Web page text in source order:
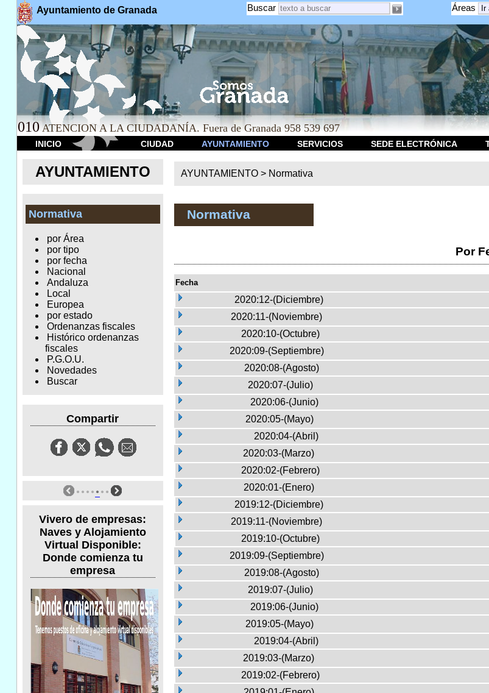
Ayuntamiento de Granada Áreas
Buscar
010 ATENCION A LA CIUDADANÍA. Fuera de Granada 958 539 697
INICIO CIUDAD AYUNTAMIENTO SERVICIOS SEDE ELECTRÓNICA
AYUNTAMIENTO
Normativa
por Área
por tipo
por fecha
Nacional
Andaluza
Local
Europea
por estado
Ordenanzas fiscales
Histórico ordenanzas
fiscales
P.G.O.U.
Novedades
Buscar
Compartir
Vivero de empresas:
Naves y Alojamiento
Virtual Disponible:
Donde comienza tu
empresa
AYUNTAMIENTO > Normativa
Normativa
Por
Fecha
2020:12-(Diciembre)
2020:11-(Noviembre)
2020:10-(Octubre)
2020:09-(Septiembre)
2020:08-(Agosto)
2020:07-(Julio)
2020:06-(Junio)
2020:05-(Mayo)
2020:04-(Abril)
2020:03-(Marzo)
2020:02-(Febrero)
2020:01-(Enero)
2019:12-(Diciembre)
2019:11-(Noviembre)
2019:10-(Octubre)
2019:09-(Septiembre)
2019:08-(Agosto)
2019:07-(Julio)
2019:06-(Junio)
2019:05-(Mayo)
2019:04-(Abril)
2019:03-(Marzo)
2019:02-(Febrero)